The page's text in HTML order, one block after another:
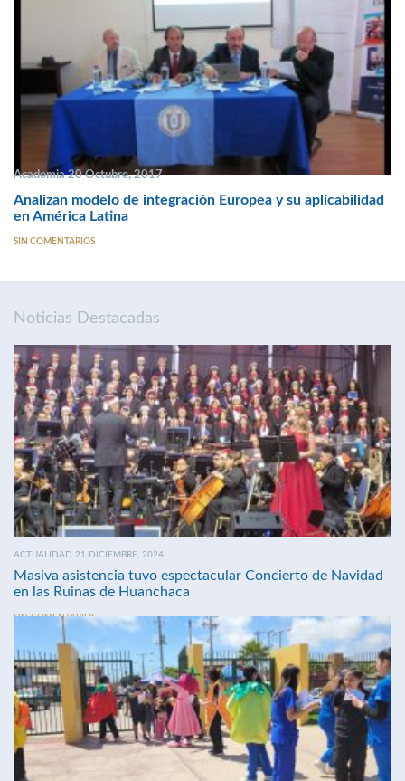
Academia 20 Octubre, 2017
Analizan modelo de integración Europea y su aplicabilidad
en América Latina
SIN COMENTARIOS
Noticias Destacadas
ACTUALIDAD 21 DICIEMBRE, 2024
Masiva asistencia tuvo espectacular Concierto de Navidad
en las Ruinas de Huanchaca
SIN COMENTARIOS